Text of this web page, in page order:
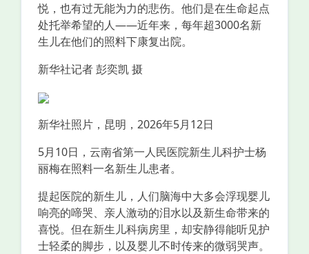
悦，也有过无能为力的悲伤。他们是在生命起点
处托举希望的人——近年来，每年超3000名新
生儿在他们的照料下康复出院。
新华社记者 彭奕凯 摄
新华社照片，昆明，2026年5月12日
5月10日，云南省第一人民医院新生儿科护士杨
丽梅在照料一名新生儿患者。
提起医院的新生儿，人们脑海中大多会浮现婴儿
响亮的啼哭、亲人激动的泪水以及新生命带来的
喜悦。但在新生儿科病房里，却安静得能听见护
士轻柔的脚步，以及婴儿不时传来的微弱哭声。